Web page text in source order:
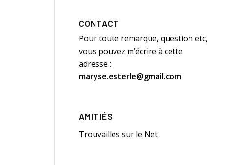
CONTACT
Pour toute remarque, question etc,
vous pouvez m’écrire à cette
adresse :
maryse.esterle@gmail.com
AMITIÉS
Trouvailles sur le Net